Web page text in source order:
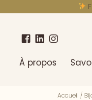
À propos
Accueil /